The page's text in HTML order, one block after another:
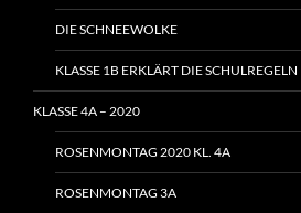
DIE SCHNEEWOLKE
KLASSE 1B ERKLÄRT DIE SCHULREGELN
KLASSE 4A – 2020
ROSENMONTAG 2020 KL. 4A
ROSENMONTAG 3A